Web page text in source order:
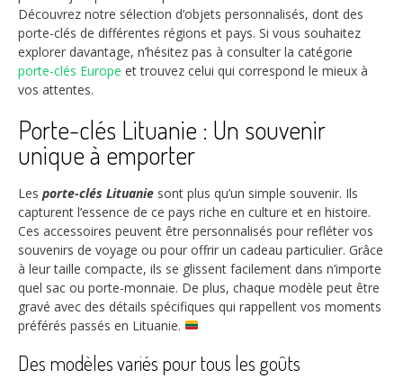
Découvrez notre sélection d’objets personnalisés, dont des
porte-clés de différentes régions et pays. Si vous souhaitez
explorer davantage, n’hésitez pas à consulter la catégorie
porte-clés Europe et trouvez celui qui correspond le mieux à
vos attentes.
Porte-clés Lituanie : Un souvenir
unique à emporter
Les porte-clés Lituanie sont plus qu’un simple souvenir. Ils
capturent l’essence de ce pays riche en culture et en histoire.
Ces accessoires peuvent être personnalisés pour refléter vos
souvenirs de voyage ou pour offrir un cadeau particulier. Grâce
à leur taille compacte, ils se glissent facilement dans n’importe
quel sac ou porte-monnaie. De plus, chaque modèle peut être
gravé avec des détails spécifiques qui rappellent vos moments
préférés passés en Lituanie.
Des modèles variés pour tous les goûts